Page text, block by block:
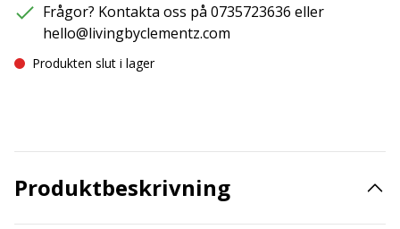
Frågor? Kontakta oss på 0735723636 eller
hello@livingbyclementz.com
Produkten slut i lager
Produktbeskrivning